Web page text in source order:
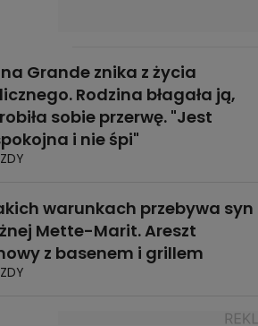
Grande znika z życia
Rodzina błagała ją,
sobie przerwę. "Jest
i nie śpi"
warunkach przebywa syn
Mette-Marit. Areszt
z basenem i grillem